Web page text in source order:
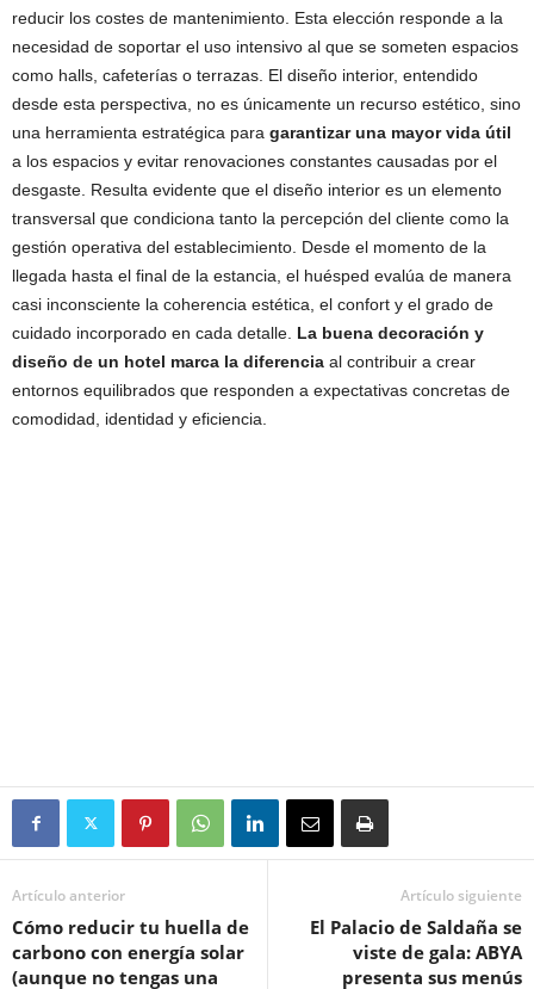
reducir los costes de mantenimiento. Esta elección responde a la
necesidad de soportar el uso intensivo al que se someten espacios
como halls, cafeterías o terrazas. El diseño interior, entendido
desde esta perspectiva, no es únicamente un recurso estético, sino
una herramienta estratégica para garantizar una mayor vida útil
a los espacios y evitar renovaciones constantes causadas por el
desgaste. Resulta evidente que el diseño interior es un elemento
transversal que condiciona tanto la percepción del cliente como la
gestión operativa del establecimiento. Desde el momento de la
llegada hasta el final de la estancia, el huésped evalúa de manera
casi inconsciente la coherencia estética, el confort y el grado de
cuidado incorporado en cada detalle. La buena decoración y
diseño de un hotel marca la diferencia al contribuir a crear
entornos equilibrados que responden a expectativas concretas de
comodidad, identidad y eficiencia.
Artículo anterior
Cómo reducir tu huella de
carbono con energía solar
(aunque no tengas una
Artículo siguiente
El Palacio de Saldaña se
viste de gala: ABYA
presenta sus menús